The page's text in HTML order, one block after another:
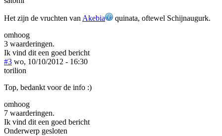
Het zijn de vruchten van Akebia
quinata, oftewel Schijnaugurk.
omhoog
3 waarderingen.
Ik vind dit een goed bericht
#3 wo, 10/10/2012 - 16:30
torilion
Top, bedankt voor de info :)
omhoog
7 waarderingen.
Ik vind dit een goed bericht
Onderwerp gesloten